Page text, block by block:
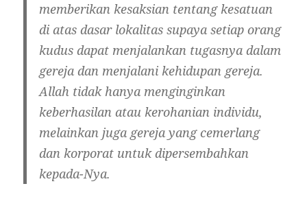
memberikan kesaksian tentang kesatuan
di atas dasar lokalitas supaya setiap orang
kudus dapat menjalankan tugasnya dalam
gereja dan menjalani kehidupan gereja.
Allah tidak hanya menginginkan
keberhasilan atau kerohanian individu,
melainkan juga gereja yang cemerlang
dan korporat untuk dipersembahkan
kepada-Nya.